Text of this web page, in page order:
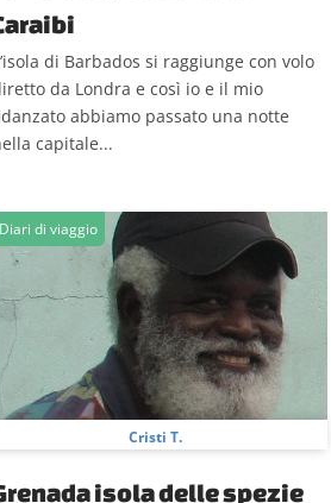
di Barbados si raggiunge con volo
da Londra e così io e il mio
abbiamo passato una notte
capitale...
Diari di viaggio
Cristi T.
isola delle spezie